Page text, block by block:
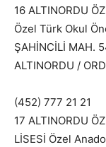
16 ALTINORDU
Özel Türk Okul
ŞAHİNCİLİ MAH.
ALTINORDU /
(452) 777 21 21
17 ALTINORDU
LİSESİ Özel